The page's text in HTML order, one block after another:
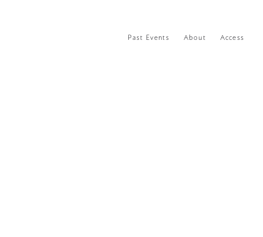
Past Events About Access